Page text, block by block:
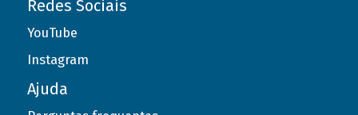
Redes Sociais
YouTube
Instagram
Ajuda